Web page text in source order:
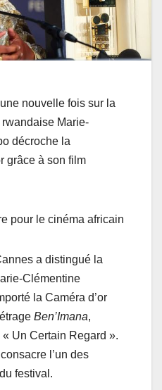
nouvelle fois sur la
Marie-
décroche la
grâce à son film
pour le cinéma africain
a distingué la
Clémentine
la Caméra d’or
Ben’Imana,
Un Certain Regard ».
l’un des
festival.